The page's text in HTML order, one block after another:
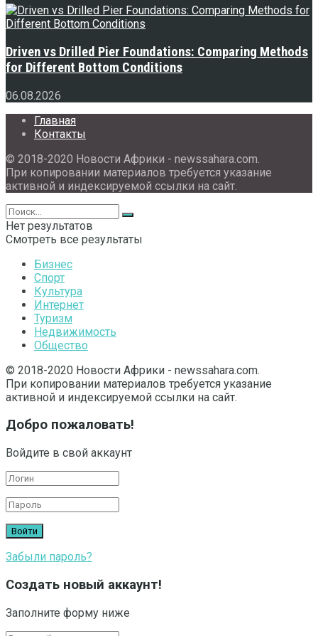
Driven vs Drilled Pier Foundations: Comparing Methods
for Different Bottom Conditions
06.08.2026
Главная
Контакты
© 2018-2020 Новости Африки - newssahara.com.
При копировании материалов требуется указание
активной и индексируемой ссылки на сайт.
Нет результатов
Смотреть все результаты
Бизнес
Спорт
Культура
Интернет
Туризм
Недвижимость
Общество
© 2018-2020 Новости Африки - newssahara.com.
При копировании материалов требуется указание
активной и индексируемой ссылки на сайт.
Добро пожаловать!
Войдите в свой аккаунт
Забыли пароль?
Создать новый аккаунт!
Заполните форму ниже